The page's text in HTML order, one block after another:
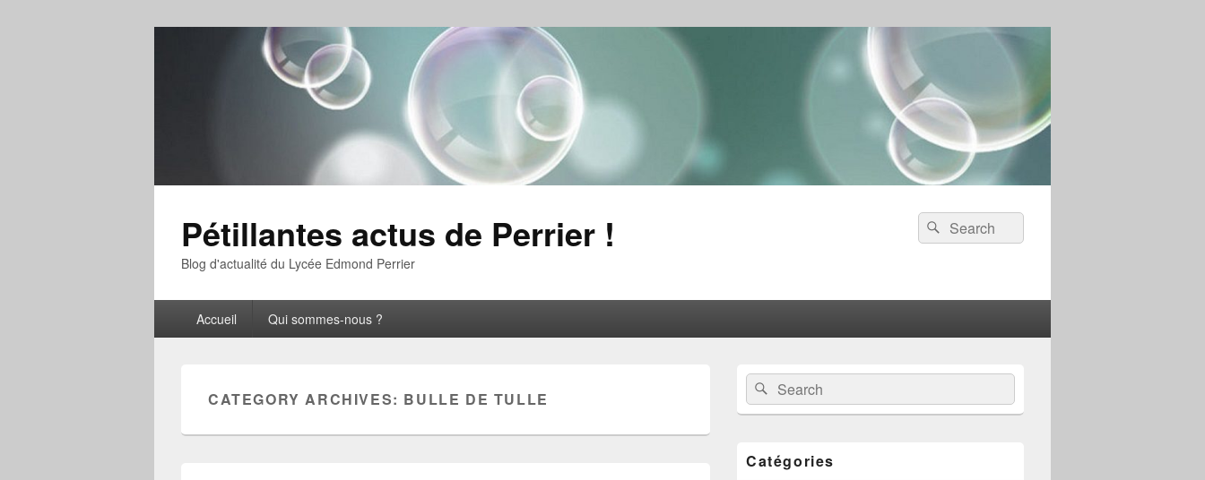
Pétillantes actus de Perrier !
Blog d'actualité du Lycée Edmond Perrier
Search
for:
Search
Accueil Qui sommes-nous ?
CATEGORY ARCHIVES: BULLE DE TULLE
Primary
Sidebar
Widget
Area
Search
for:
Search
Catégories